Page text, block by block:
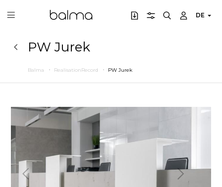
DE
PW Jurek
Balma RealisationRecord PW Jurek
Zurück Weiter